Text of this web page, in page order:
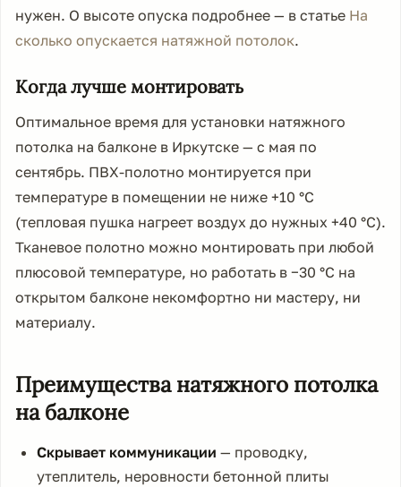
нужен. О высоте опуска подробнее — в статье На
сколько опускается натяжной потолок.
Когда лучше монтировать
Оптимальное время для установки натяжного
потолка на балконе в Иркутске — с мая по
сентябрь. ПВХ-полотно монтируется при
температуре в помещении не ниже +10 °C
(тепловая пушка нагреет воздух до нужных +40 °C).
Тканевое полотно можно монтировать при любой
плюсовой температуре, но работать в −30 °C на
открытом балконе некомфортно ни мастеру, ни
материалу.
Преимущества натяжного потолка
на балконе
Скрывает коммуникации — проводку,
утеплитель, неровности бетонной плиты